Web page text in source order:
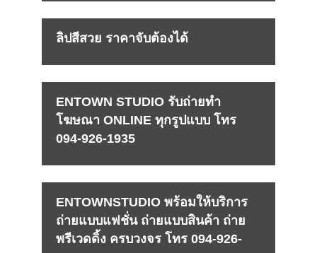
ลิปสีสวย ราคาจับต้องได้
ENTOWN STUDIO รับถ่ายทำ
โฆษณา ONLINE ทุกรูปแบบ โทร
094-926-1935
ENTOWNSTUDIO พร้อมให้บริการ
ถ่ายแบบแฟชั่น ถ่ายแบบสินค้า ถ่าย
พรีเวดดิ้ง ครบวงจร โทร 094-926-